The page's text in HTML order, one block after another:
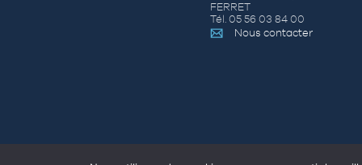
FERRET
Tél. 05 56 03 84 00
Nous contacter